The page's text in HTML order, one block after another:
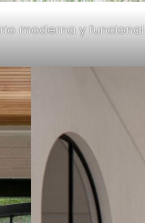
moderna y funcional